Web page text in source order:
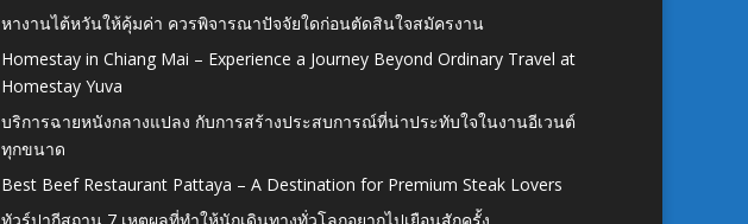
หางานไต้หวันให้คุ้มค่า ควรพิจารณาปัจจัยใดก่อนตัดสินใจสมัครงาน
Homestay in Chiang Mai – Experience a Journey Beyond Ordinary Travel at
Homestay Yuva
บริการฉายหนังกลางแปลง กับการสร้างประสบการณ์ที่น่าประทับใจในงานอีเวนต์
ทุกขนาด
Best Beef Restaurant Pattaya – A Destination for Premium Steak Lovers